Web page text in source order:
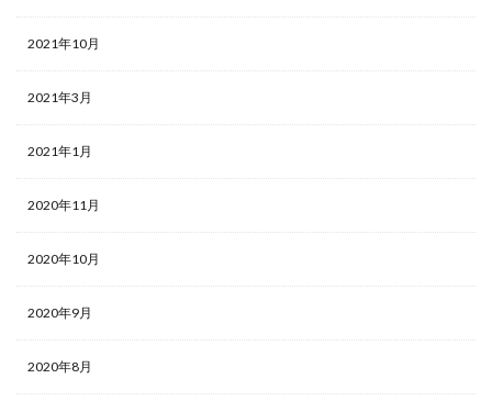
2021年10月
2021年3月
2021年1月
2020年11月
2020年10月
2020年9月
2020年8月